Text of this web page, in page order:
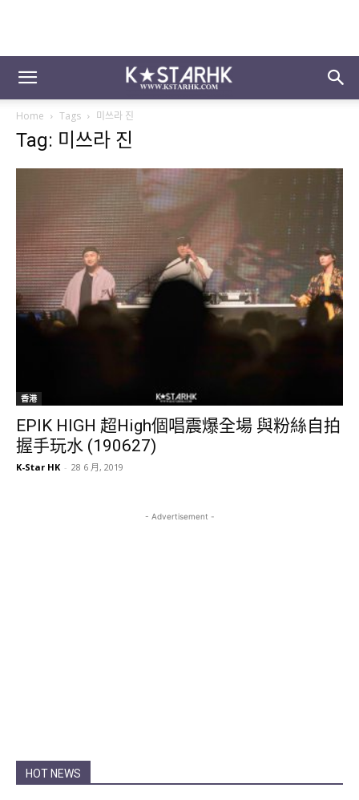
Home Tags 미쓰라 진
Tag: 미쓰라 진
香港
EPIK HIGH 超High個唱震爆全場 與粉絲自拍
握手玩水 (190627)
K-Star HK - 28 6 月, 2019
- Advertisement -
HOT NEWS